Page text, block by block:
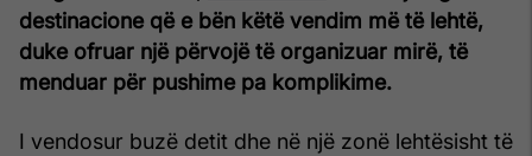
destinacione që e bën këtë vendim më të lehtë,
duke ofruar një përvojë të organizuar mirë, të
menduar për pushime pa komplikime.
I vendosur buzë detit dhe në një zonë lehtësisht të